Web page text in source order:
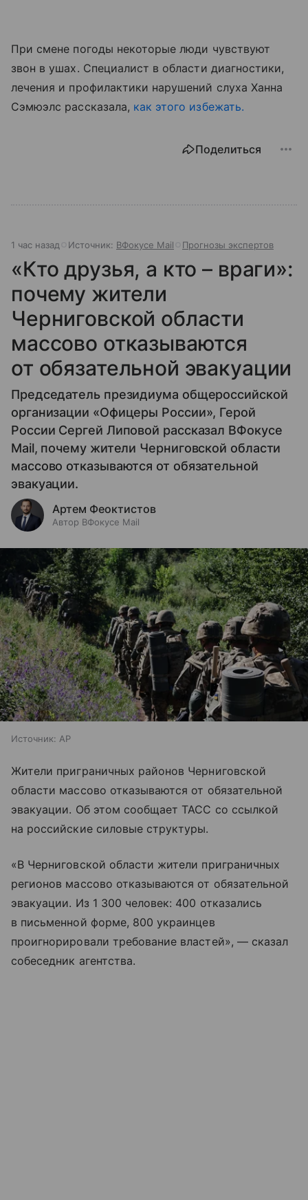
При смене погоды некоторые люди чувствуют
звон в ушах. Специалист в области диагностики,
лечения и профилактики нарушений слуха Ханна
Сэмюэлс рассказала, как этого избежать.
Поделиться
1 час назад Источник: ВФокусе Mail Прогнозы экспертов
«Кто друзья, а кто – враги»:
почему жители
Черниговской области
массово отказываются
от обязательной эвакуации
Председатель президиума общероссийской
организации «Офицеры России», Герой
России Сергей Липовой рассказал ВФокусе
Mail, почему жители Черниговской области
массово отказываются от обязательной
эвакуации.
Артем Феоктистов
Автор ВФокусе Mail
Источник: AP
Жители приграничных районов Черниговской
области массово отказываются от обязательной
эвакуации. Об этом сообщает ТАСС со ссылкой
на российские силовые структуры.
«В Черниговской области жители приграничных
регионов массово отказываются от обязательной
эвакуации. Из 1 300 человек: 400 отказались
в письменной форме, 800 украинцев
проигнорировали требование властей», — сказал
собеседник агентства.